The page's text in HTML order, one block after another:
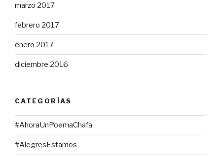
marzo 2017
febrero 2017
enero 2017
diciembre 2016
CATEGORÍAS
#AhoraUnPoemaChafa
#AlegresEstamos